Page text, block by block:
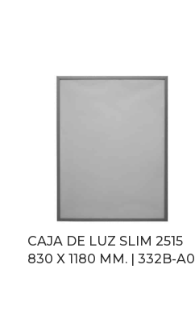
CAJA DE LUZ SLIM 2515
830 X 1180 MM. | 332B-A0